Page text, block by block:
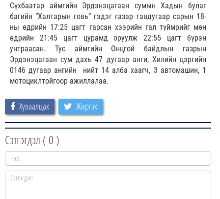
Сүхбаатар аймгийн Эрдэнэцагаан сумын Хадын булаг
багийн “Халтарын говь” гэдэг газар тавдугаар сарын 18-
ны өдрийн 17:25 цагт гарсан хээрийн гал түймрийг мөн
өдрийн 21:45 цагт цурамд оруулж 22:55 цагт бүрэн
унтраасан. Тус аймгийн Онцгой байдлын газрын
Эрдэнэцагаан сум дахь 47 дугаар анги, Хилийн цэргийн
0146 дугаар ангийн нийт 14 алба хаагч, 3 автомашин, 1
мотоциклтойгоор ажиллалаа.
Хуваалцах Жиргэх
Сэтгэгдэл ( 0 )